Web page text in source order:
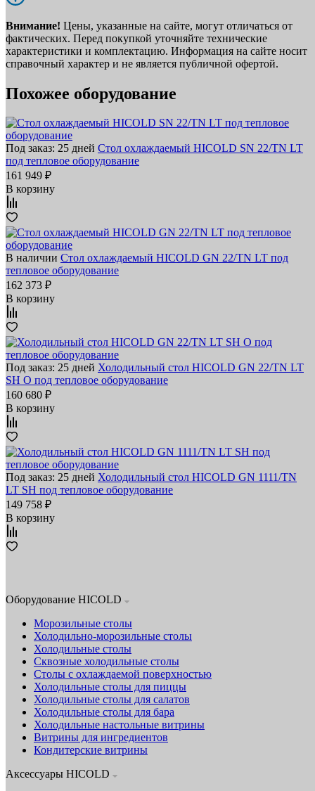
Внимание! Цены, указанные на сайте, могут отличаться от
фактических. Перед покупкой уточняйте технические
характеристики и комплектацию. Информация на сайте носит
справочный характер и не является публичной офертой.
Похожее оборудование
Под заказ: 25 дней Стол охлаждаемый HICOLD SN 22/TN LT
под тепловое оборудование
161 949 ₽
В корзину
В наличии Стол охлаждаемый HICOLD GN 22/TN LT под
тепловое оборудование
162 373 ₽
В корзину
Под заказ: 25 дней Холодильный стол HICOLD GN 22/TN LT
SH O под тепловое оборудование
160 680 ₽
В корзину
Под заказ: 25 дней Холодильный стол HICOLD GN 1111/TN
LT SH под тепловое оборудование
149 758 ₽
В корзину
Оборудование HICOLD
Морозильные столы
Холодильно-морозильные столы
Холодильные столы
Сквозные холодильные столы
Столы с охлаждаемой поверхностью
Холодильные столы для пиццы
Холодильные столы для салатов
Холодильные столы для бара
Холодильные настольные витрины
Витрины для ингредиентов
Кондитерские витрины
Аксессуары HICOLD